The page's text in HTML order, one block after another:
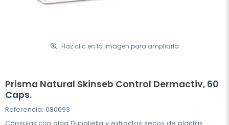
Haz clic en la imagen para ampliarla
Prisma Natural Skinseb Control Dermactiv, 60
Caps.
Referencia: 080693